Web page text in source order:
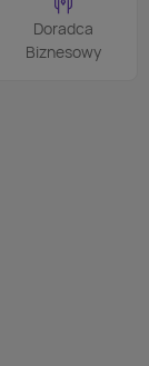
Doradca
Biznesowy